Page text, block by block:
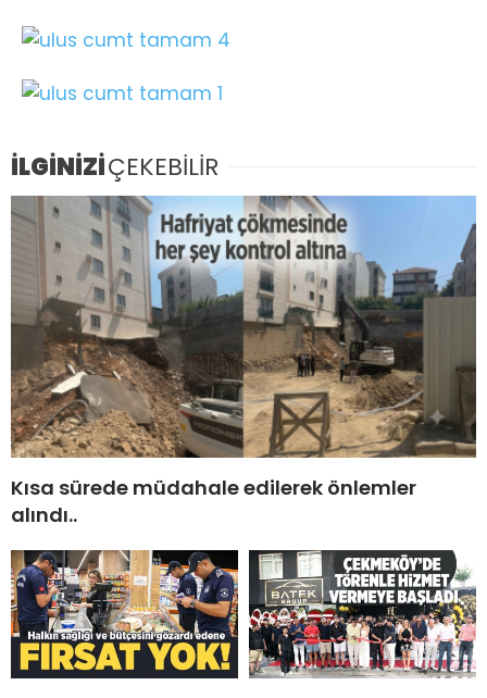
İLGİNİZİÇEKEBİLİR
Kısa sürede müdahale edilerek önlemler
alındı..